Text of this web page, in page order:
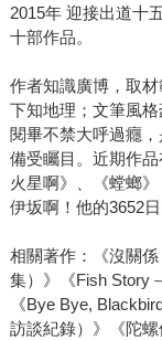
2015年 迎接出道十
十部作品。
作者知識廣博，取
下知地理；文筆風
閱畢不禁大呼過癮
備受矚目。近期作
火星啊》、《螳螂
伊坂啊！他的3652日
相關著作：《沒關
集）》《Fish Story
《Bye Bye,
訪談紀錄）》《陀螺